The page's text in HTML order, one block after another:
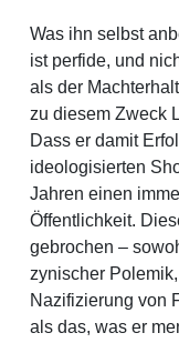
Was ihn selbst
ist perfide, und
als der
zu diesem Zweck
Dass er damit
ideologisierten
Jahren einen
Öffentlichkeit.
gebrochen –
zynischer
Nazifizierung von
als das, was er